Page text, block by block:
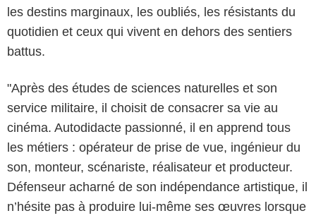
les destins marginaux, les oubliés, les résistants du
quotidien et ceux qui vivent en dehors des sentiers
battus.
"Après des études de sciences naturelles et son
service militaire, il choisit de consacrer sa vie au
cinéma. Autodidacte passionné, il en apprend tous
les métiers : opérateur de prise de vue, ingénieur du
son, monteur, scénariste, réalisateur et producteur.
Défenseur acharné de son indépendance artistique, il
n’hésite pas à produire lui-même ses œuvres lorsque